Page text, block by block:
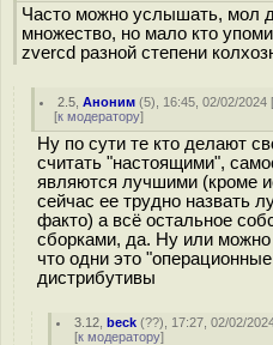
Часто можно услышать, мол
множество, но мало кто
zvercd разной степени
2.5 ,Аноним (5), 16:45, 02/02/2024
[к модератору]
Ну по сути те кто делают
считать "настоящими",
являются лучшими (кроме
сейчас ее трудно назвать
факто) а всё остальное
сборками, да. Ну или можно
что одни это
дистрибутивы
3.12 ,beck (??), 17:27, 02/02/
[к модератору]